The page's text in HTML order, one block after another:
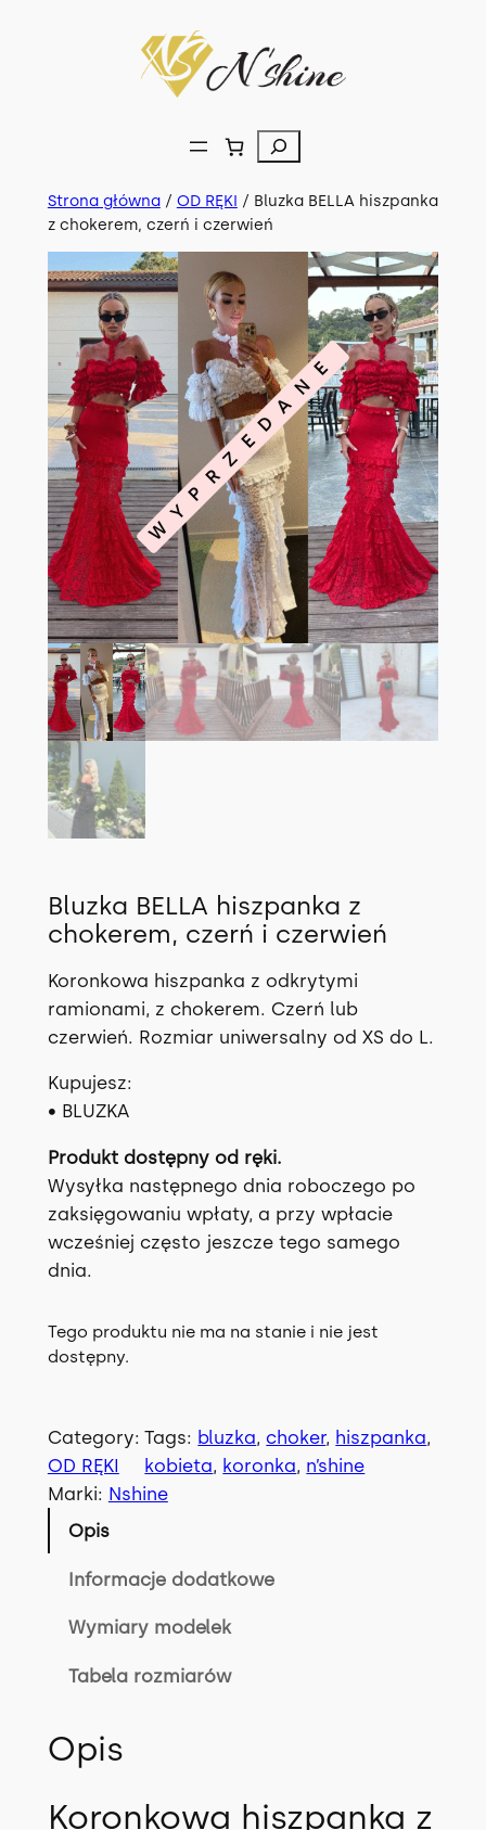
Szukaj
Strona główna/ OD RĘKI / Bluzka BELLA hiszpanka
z chokerem, czerń i czerwień
WYPRZEDANE
Bluzka BELLA hiszpanka z
chokerem, czerń i czerwień
Koronkowa hiszpanka z odkrytymi
ramionami, z chokerem. Czerń lub
czerwień. Rozmiar uniwersalny od XS do L.
Kupujesz:
• BLUZKA
Produkt dostępny od ręki.
Wysyłka następnego dnia roboczego po
zaksięgowaniu wpłaty, a przy wpłacie
wcześniej często jeszcze tego samego
dnia.
Tego produktu nie ma na stanie i nie jest
dostępny.
Category:
OD RĘKI
Tags: bluzka, choker, hiszpanka
kobieta, koronka, n’shine
Marki: Nshine
Opis
Informacje dodatkowe
Wymiary modelek
Tabela rozmiarów
Opis
Koronkowa hiszpanka z